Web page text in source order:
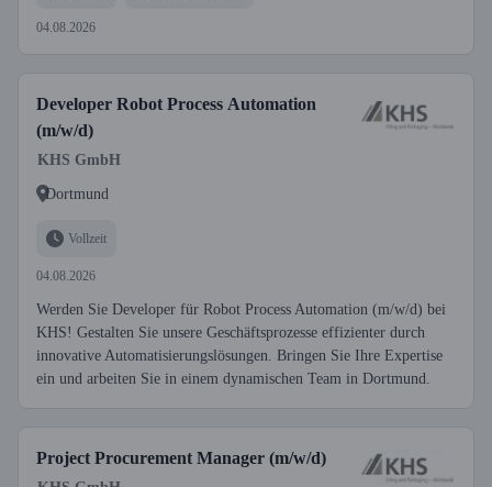
04.08.2026
Developer Robot Process Automation
(m/w/d)
KHS GmbH
Dortmund
Vollzeit
04.08.2026
Werden Sie Developer für Robot Process Automation (m/w/d) bei
KHS! Gestalten Sie unsere Geschäftsprozesse effizienter durch
innovative Automatisierungslösungen. Bringen Sie Ihre Expertise
ein und arbeiten Sie in einem dynamischen Team in Dortmund.
Project Procurement Manager (m/w/d)